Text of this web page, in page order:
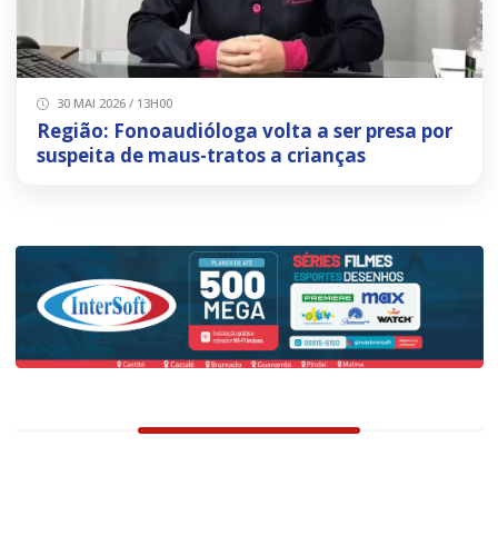
30 MAI 2026 / 13H00
Região: Fonoaudióloga volta a ser presa por
suspeita de maus-tratos a crianças